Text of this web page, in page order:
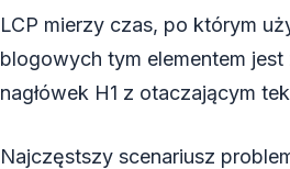
LCP mierzy czas, po którym
blogowych tym elementem
nagłówek H1 z otaczającym
Najczęstszy scenariusz